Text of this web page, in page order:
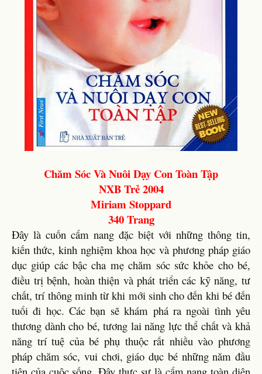
Chăm Sóc Và Nuôi Dạy Con Toàn Tập
NXB Trẻ 2004
Miriam Stoppard
340 Trang
Đây là cuốn cẩm nang đặc biệt với những thông tin,
kiến thức, kinh nghiệm khoa học và phương pháp giáo
dục giúp các bậc cha mẹ chăm sóc sức khỏe cho bé,
điều trị bệnh, hoàn thiện và phát triển các kỹ năng, tư
chất, trí thông minh từ khi mới sinh cho đến khi bé đến
tuổi đi học. Các bạn sẽ khám phá ra ngoài tình yêu
thương dành cho bé, tương lai năng lực thể chất và khả
năng trí tuệ của bé phụ thuộc rất nhiều vào phương
pháp chăm sóc, vui chơi, giáo dục bé những năm đầu